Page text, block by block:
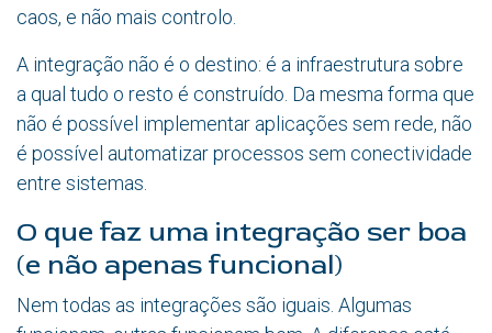
caos, e não mais controlo.
A integração não é o destino: é a infraestrutura sobre
a qual tudo o resto é construído. Da mesma forma que
não é possível implementar aplicações sem rede, não
é possível automatizar processos sem conectividade
entre sistemas.
O que faz uma integração ser boa
(e não apenas funcional)
Nem todas as integrações são iguais. Algumas